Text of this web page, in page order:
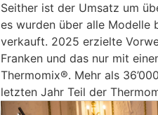
Seither ist der Umsatz um
es wurden über alle Modelle
verkauft. 2025 erzielte
Franken und das nur mit
Thermomix®. Mehr als
letzten Jahr Teil der